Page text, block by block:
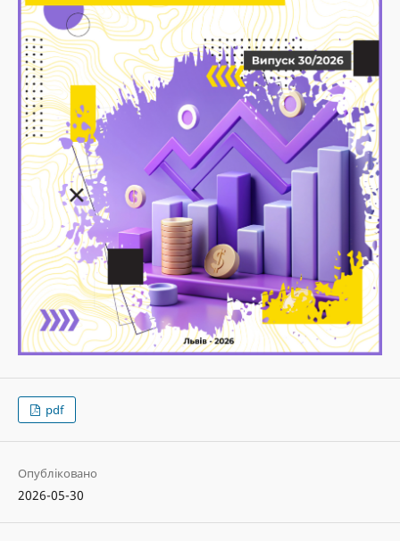
pdf
Опубліковано
2026-05-30